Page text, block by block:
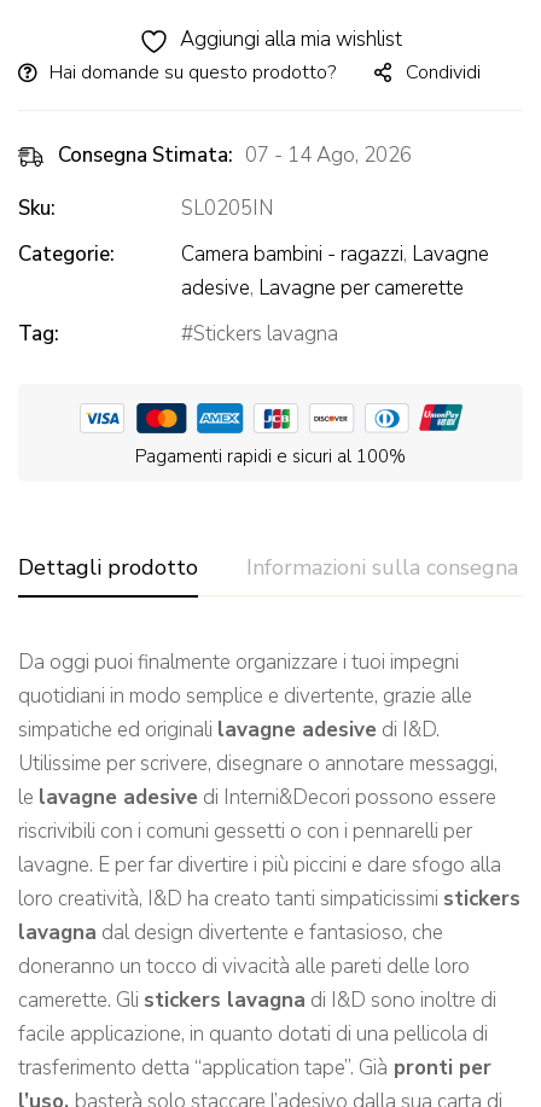
Aggiungi alla mia wishlist
Hai domande su questo prodotto? Condividi
Consegna Stimata: 07 - 14 Ago, 2026
Sku:
SL0205IN
Categorie:
Camera bambini - ragazzi, Lavagne
adesive, Lavagne per camerette
Tag:
Stickers lavagna
Pagamenti rapidi e sicuri al 100%
Dettagli prodotto Informazioni sulla consegna
Da oggi puoi finalmente organizzare i tuoi impegni
quotidiani in modo semplice e divertente, grazie alle
simpatiche ed originali lavagne adesive di I&D.
Utilissime per scrivere, disegnare o annotare messaggi,
le lavagne adesive di Interni&Decori possono essere
riscrivibili con i comuni gessetti o con i pennarelli per
lavagne. E per far divertire i più piccini e dare sfogo alla
loro creatività, I&D ha creato tanti simpaticissimi stickers
lavagna dal design divertente e fantasioso, che
doneranno un tocco di vivacità alle pareti delle loro
camerette. Gli stickers lavagna di I&D sono inoltre di
facile applicazione, in quanto dotati di una pellicola di
trasferimento detta “application tape”. Già pronti per